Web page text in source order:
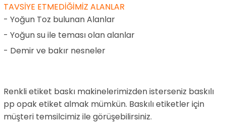
TAVSİYE ETMEDİĞİMİZ ALANLAR
- Yoğun Toz bulunan Alanlar
- Yoğun su ile teması olan alanlar
- Demir ve bakır nesneler
Renkli etiket baskı makinelerimizden isterseniz baskılı
pp opak etiket almak mümkün. Baskılı etiketler için
müşteri temsilcimiz ile görüşebilirsiniz.